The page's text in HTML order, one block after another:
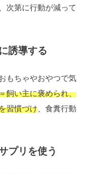
、次第に行動が減って
誘導する
もちゃやおやつで気
飼い主に褒められ、
習慣づけ 、食糞行動
プリを使う